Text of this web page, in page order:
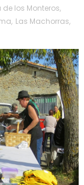
de los Monteros,
, Las Machorras,